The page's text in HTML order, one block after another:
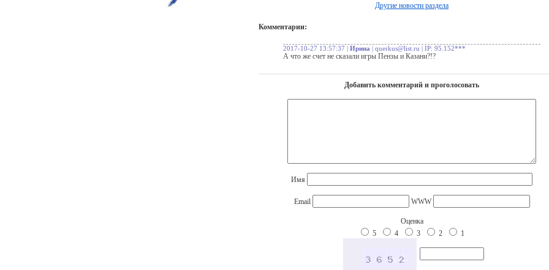
Другие новости раздела
Комментарии:
2017-10-27 13:57:37 | Ирина | querkus@list.ru | IP: 95.152***
А что же счет не сказали игры Пензы и Казани?!?
Добавить комментарий и проголосовать
Имя
Email WWW
Оценка
5
4 3 2 1